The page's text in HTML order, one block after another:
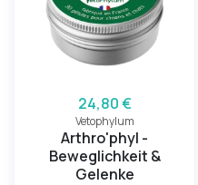
24,80 €
Vetophylum
Arthro'phyl -
Beweglichkeit &
Gelenke